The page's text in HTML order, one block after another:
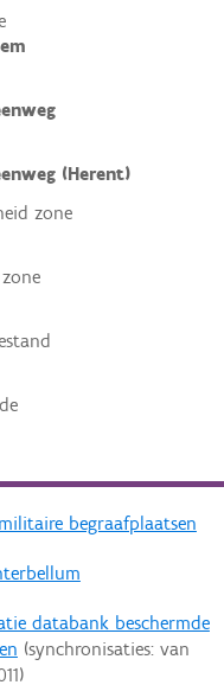
(Herent)
zone
militaire begraafplaatsen
databank beschermde
(synchronisaties: van
)